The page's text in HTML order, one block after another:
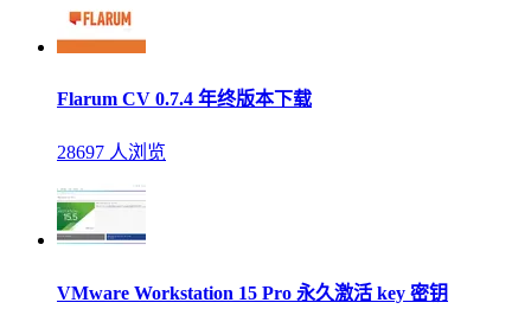
Flarum CV 0.7.4 年终版本下载
28697 人浏览
VMware Workstation 15 Pro 永久激活 key 密钥